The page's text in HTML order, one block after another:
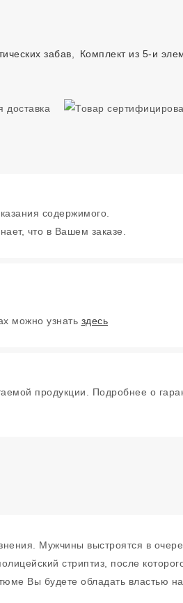
забав Комплект из 5-и
содержимого.
что в Вашем заказе.
можно узнать здесь
продукции. Подробнее о
Мужчины выстроятся в
стриптиз, после
Вы будете обладать властью